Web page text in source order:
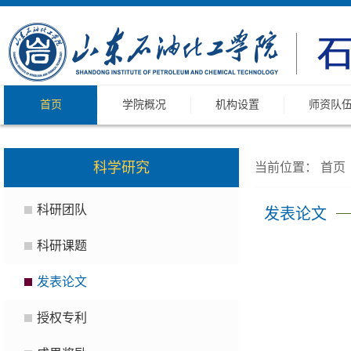
首页 学院概况 机构设置 师资队
科学研究
科研团队
科研课题
发表论文
授权专利
当前位置： 首页
发表论文